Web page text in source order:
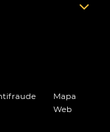
Mapa
Web